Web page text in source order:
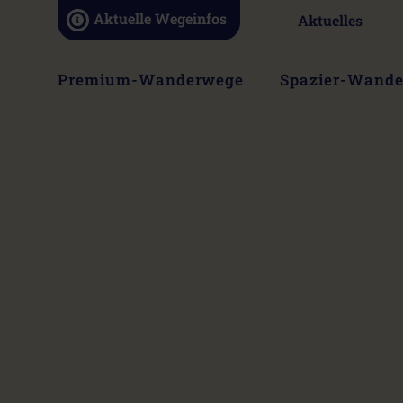
Navigation
überspringen
Aktuelle Wegeinfos Aktuelles
Navigation
Premium-Wanderwege Spazier-